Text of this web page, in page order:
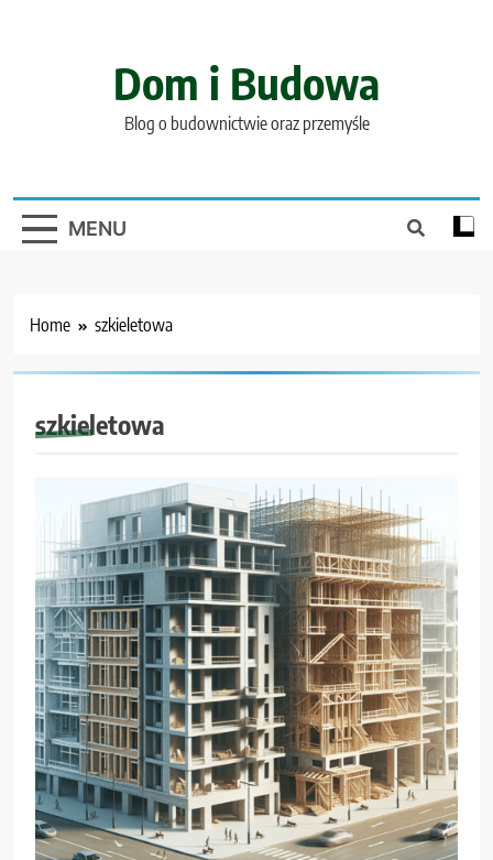
Dom i Budowa
Blog o budownictwie oraz przemyśle
MENU
Home szkieletowa
szkieletowa